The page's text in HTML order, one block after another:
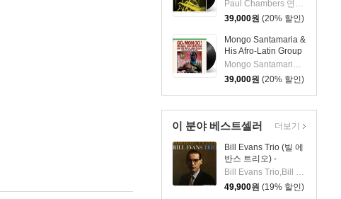
인) - A Jazz
Delegation From the
East: Chamber's
Music [LP]
Paul Chambers 연주 외 1명
39,000원 (20% 할인)
Mongo Santamaria &
His Afro-Latin Group
(몽고 산타마리아 &
히스 아프로 라틴 그
룹) - Go Mongo!
(Feat. Chick Corea)
[LP]
Mongo Santamaria 연주
39,000원 (20% 할인)
이 분야 베스트셀러
Bill Evans Trio (빌 에
반스 트리오) -
Portrait In Jazz [LP] Bill Evans Trio,Bill Evans,Paul Motian,Scott LaFaro,Orrin Keepnews
49,900원 (19% 할인)
더보기